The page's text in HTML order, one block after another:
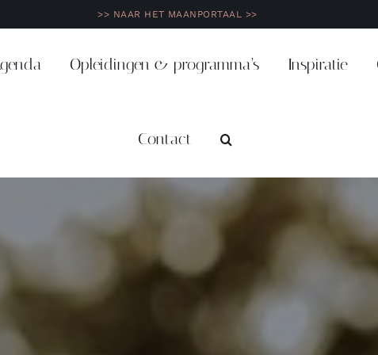
>> NAAR HET MAANPORTAAL >>
Opleidingen & programma’s Inspiratie
Contact